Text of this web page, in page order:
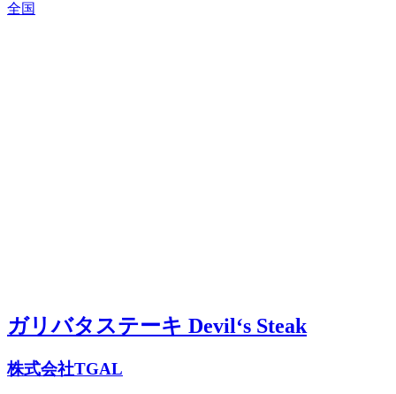
全国
ガリバタステーキ Devil‘s Steak
株式会社TGAL